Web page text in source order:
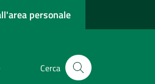
personale
whatsappCerca